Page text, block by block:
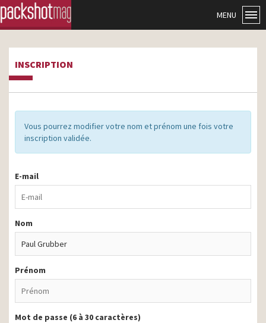
MENU
INSCRIPTION
Vous pourrez modifier votre nom et prénom une fois votre
inscription validée.
E-mail
Nom
Prénom
Mot de passe (6 à 30 caractères)